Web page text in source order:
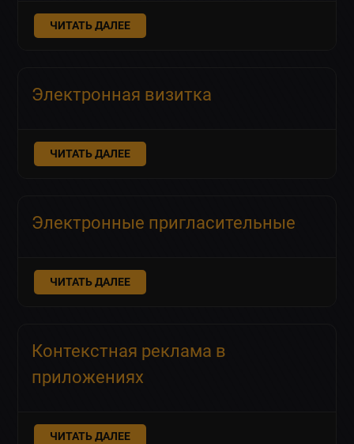
ЧИТАТЬ ДАЛЕЕ
Электронная визитка
ЧИТАТЬ ДАЛЕЕ
Электронные пригласительные
ЧИТАТЬ ДАЛЕЕ
Контекстная реклама в
приложениях
ЧИТАТЬ ДАЛЕЕ